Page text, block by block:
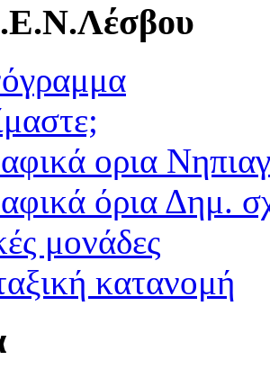
ορια
όρια Δημ.
μονάδες
κατανομή